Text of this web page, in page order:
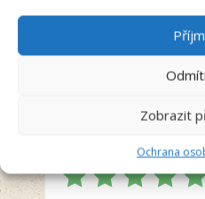
Zobrazit
Ochrana
Recenzent